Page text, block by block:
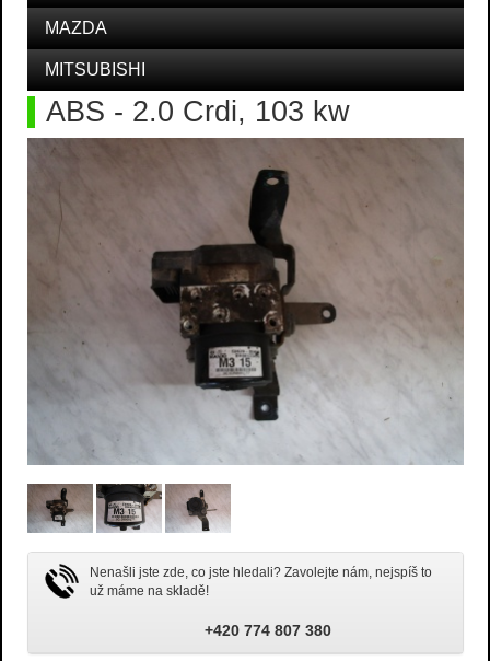
MAZDA
MITSUBISHI
ABS - 2.0 Crdi, 103 kw
Nenašli jste zde, co jste hledali? Zavolejte nám, nejspíš to
už máme na skladě!
+420 774 807 380